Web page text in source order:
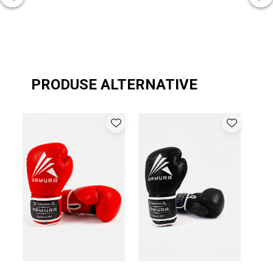
PRODUSE ALTERNATIVE